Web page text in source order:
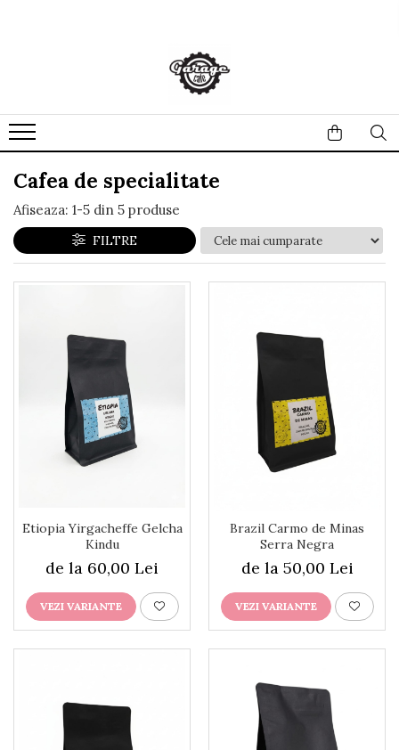
Cafea de specialitate
Afiseaza: 1-5 din 5 produse
FILTRE
Etiopia Yirgacheffe Gelcha
Kindu
de la 60,00 Lei
VEZI VARIANTE
Brazil Carmo de Minas
Serra Negra
de la 50,00 Lei
VEZI VARIANTE